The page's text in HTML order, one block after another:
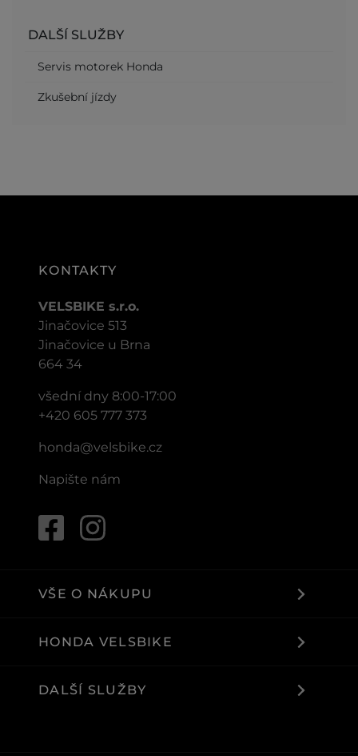
DALŠÍ SLUŽBY
Servis motorek Honda
Zkušební jízdy
KONTAKTY
VELSBIKE s.r.o.
Jinačovice 513
Jinačovice u Brna
664 34
všední dny 8:00-17:00
+420 605 777 373
honda@velsbike.cz
Napište nám
VŠE O NÁKUPU
HONDA VELSBIKE
DALŠÍ SLUŽBY